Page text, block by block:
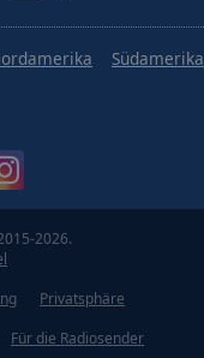
Südamerika
2026.
Privatsphäre
Für die Radiosender